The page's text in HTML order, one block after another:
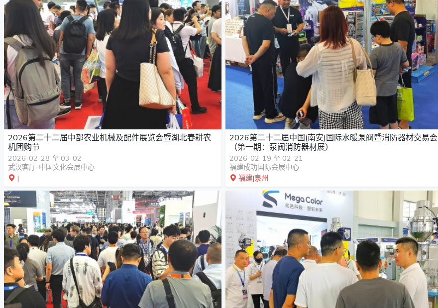
2026第二十二届中部农业机械及配件展览会暨湖北春耕农
机团购节
2026-02-28 至 03-02
武汉客厅-中国文化会展中心
|
2026第二十二届中国(南安)国际水暖泵阀暨消防器材交易会
（第一期：泵阀消防器材展）
2026-02-19 至 02-21
福建成功国际会展中心
福建|泉州